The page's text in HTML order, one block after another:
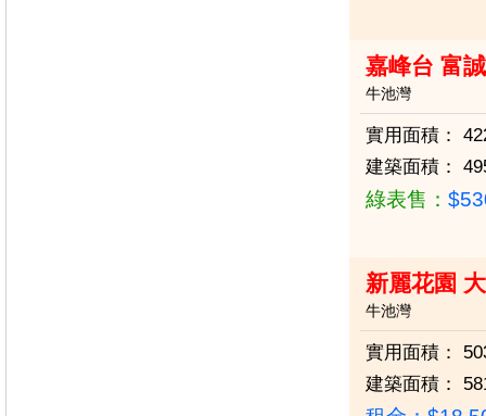
嘉峰台 富
牛池灣
實用面積：
建築面積：
綠表售：
新麗花園
牛池灣
實用面積：
建築面積：